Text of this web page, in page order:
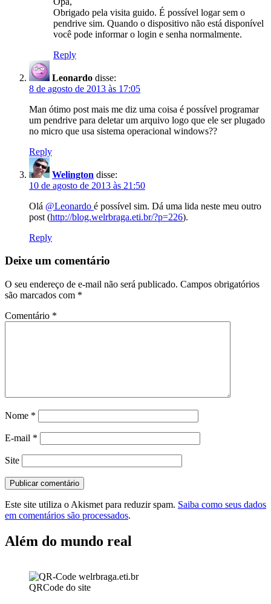
Obrigado pela visita guido. É possível logar sem o
pendrive sim. Quando o dispositivo não está disponível
você pode informar o login e senha normalmente.
Reply
Leonardo disse:
8 de agosto de 2013 às 17:05
Man ótimo post mais me diz uma coisa é possível programar
um pendrive para deletar um arquivo logo que ele ser plugado
no micro que usa sistema operacional windows??
Reply
Welington disse:
10 de agosto de 2013 às 21:50
Olá @Leonardo é possível sim. Dá uma lida neste meu outro
post (http://blog.welrbraga.eti.br/?p=226).
Reply
Deixe um comentário
O seu endereço de e-mail não será publicado. Campos obrigatórios
são marcados com *
Comentário *
Nome *
E-mail *
Site
Este site utiliza o Akismet para reduzir spam. Saiba como seus dados
em comentários são processados.
Além do mundo real
QRCode do site